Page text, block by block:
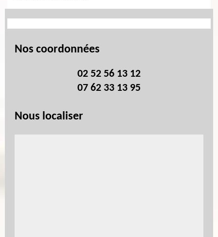
Nos coordonnées
02 52 56 13 12
07 62 33 13 95
Nous localiser